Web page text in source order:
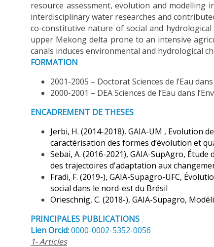
resource assessment, evolution and modelling
interdisciplinary water researches and
co-constitutive nature of social and
upper Mekong delta prone to an intensive
canals induces environmental and hydrological
FORMATION
2001-2005 – Doctorat Sciences de l’Eau
2000-2001 – DEA Sciences de l’Eau dans
ENCADREMENT DE THESES
Jerbi, H. (2014-2018), GAIA-UM , Evolution
caractérisation des formes d’évolution et
Sebai, A. (2016-2021), GAIA-SupAgro,
des trajectoires d'adaptation aux
Fradi, F. (2019-), GAIA-Supagro-UFC,
social dans le nord-est du Brésil
Orieschnig, C. (2018-), GAIA-Supagro,
PRINCIPALES PUBLICATIONS
Lien Orcid:0000-0002-5352-0056
1- Articles